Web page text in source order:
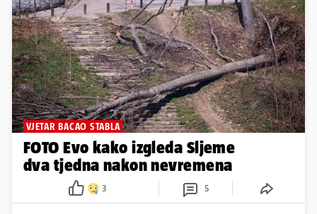
VJETAR BACAO STABLA
FOTO Evo kako izgleda Sljeme
dva tjedna nakon nevremena
3 5